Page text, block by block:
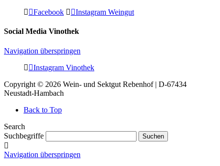
Facebook
Instagram Weingut
Social Media Vinothek
Navigation überspringen
Instagram Vinothek
Copyright © 2026 Wein- und Sektgut Rebenhof | D-67434
Neustadt-Hambach
Back to Top
Search
Suchbegriffe
Suchen
Navigation überspringen